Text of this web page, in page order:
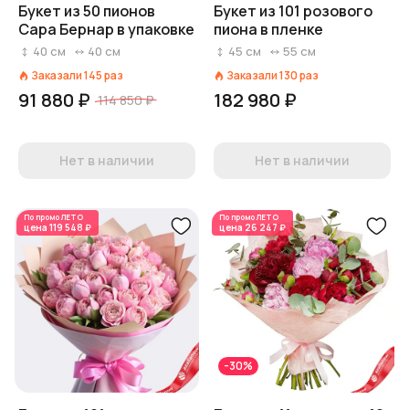
Букет из 50 пионов
Сара Бернар в упаковке
40 см 40 см
Заказали145раз
91 880 ₽ 114 850 ₽
Нет в наличии
Букет из 101 розового
пиона в пленке
45 см 55 см
Заказали130раз
182 980 ₽
Нет в наличии
По промоЛЕТО
цена 119 548 ₽
По промоЛЕТО
цена 26 247 ₽
-30%